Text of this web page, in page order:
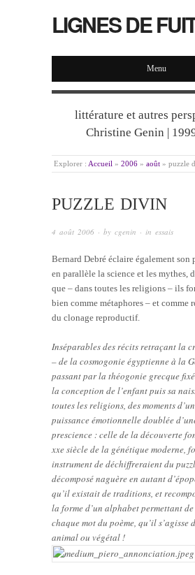
LIGNES DE
Menu
littérature et autres
Christine Genin |
Explorer : Accueil » 2006 » août » puzzle
PUZZLE DIVIN
4 août 2006 · by cgenin · in essais
Bernard Debré éclaire également son
en parallèle la science et les mythes,
que – dans toutes les religions – ils
bien comme métaphores – et comme
du clonage reproductif.
Inséparables des récits retraçant la
– de la cosmogonie égyptienne à la
passant par la théogonie grecque
la conception de l’enfant puis sa
toutes les religions, des moments
puissance émotionnelle doublée
prescience : celle de la découverte
xxe siècle de la génétique moderne,
instrument de déchiffreraient du
décomposé naguère en autant
qu’il existait de traditions, et
la forme d’un alphabet permettant
chaque mot du poème, qu’il s’agisse
animal ou végétal !